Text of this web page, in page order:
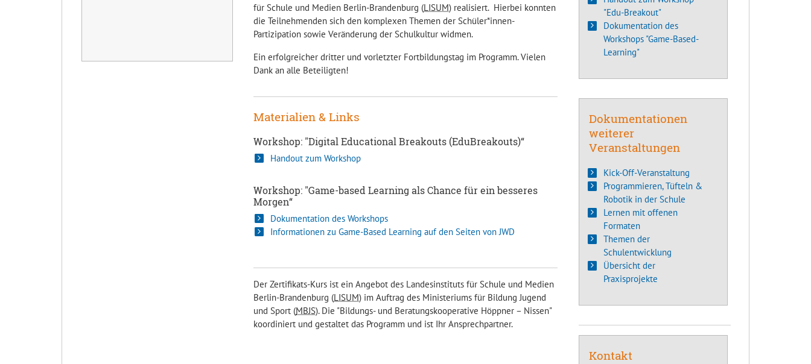
für Schule und Medien Berlin-Brandenburg (LISUM) realisiert. Hierbei konnten
die Teilnehmenden sich den komplexen Themen der Schüler*innen-
Partizipation sowie Veränderung der Schulkultur widmen.
Ein erfolgreicher dritter und vorletzter Fortbildungstag im Programm. Vielen
Dank an alle Beteiligten!
Materialien & Links
Workshop: "Digital Educational Breakouts (EduBreakouts)“
Handout zum Workshop
Workshop: "Game-based Learning als Chance für ein besseres
Morgen“
Dokumentation des Workshops
Informationen zu Game-Based Learning auf den Seiten von JWD
Der Zertifikats-Kurs ist ein Angebot des Landesinstituts für Schule und Medien
Berlin-Brandenburg (LISUM) im Auftrag des Ministeriums für Bildung Jugend
und Sport (MBJS). Die "Bildungs- und Beratungskooperative Höppner – Nissen"
koordiniert und gestaltet das Programm und ist Ihr Ansprechpartner.
"Edu-Breakout"
Dokumentation des
Workshops "Game-Based-
Learning"
Dokumentationen
weiterer
Veranstaltungen
Kick-Off-Veranstaltung
Programmieren, Tüfteln &
Robotik in der Schule
Lernen mit offenen
Formaten
Themen der
Schulentwicklung
Übersicht der
Praxisprojekte
Kontakt